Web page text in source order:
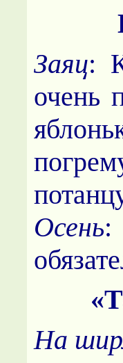
Заяц:
очень
Осень:
На